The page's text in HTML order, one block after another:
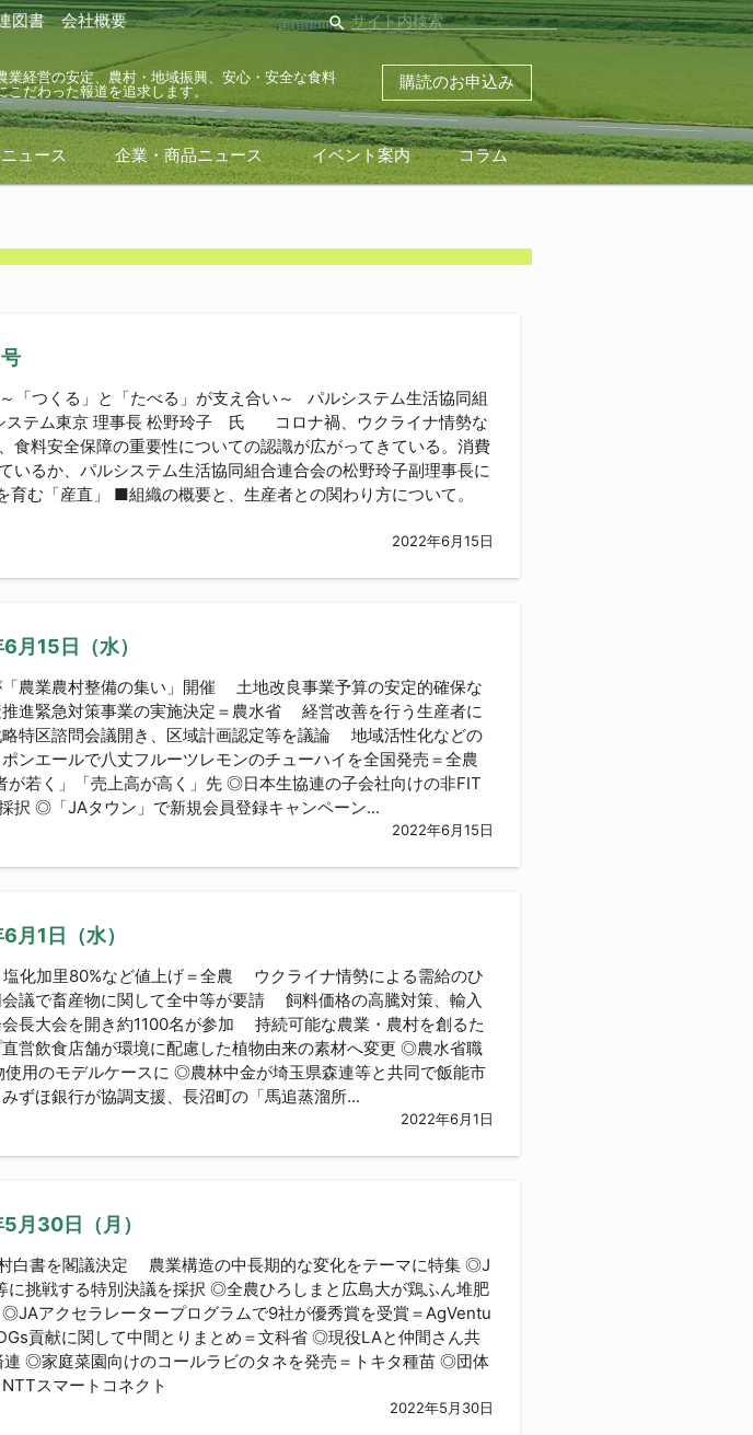
図書 会社概要 search
業経営の安定、農村・地域振興、安心・安全な食料
だわった報道を追求します。
購読のお申込み
ュース 企業・商品ニュース イベント案内 コラム
「つくる」と「たべる」が支え合い～ パルシステム生活協同組
ステム東京 理事長 松野玲子 氏 コロナ禍、ウクライナ情勢な
食料安全保障の重要性についての認識が広がってきている。消費
いるか、パルシステム生活協同組合連合会の松野玲子副理事長に
む「産直」 ■組織の概要と、生産者との関わり方について。
2022年6月15日
15日（水）
農業農村整備の集い」開催 土地改良事業予算の安定的確保な
進緊急対策事業の実施決定＝農水省 経営改善を行う生産者に
特区諮問会議開き、区域計画認定等を議論 地域活性化などの
ンエールで八丈フルーツレモンのチューハイを全国発売＝全農
若く」「売上高が高く」先 ◎日本生協連の子会社向けの非FIT
択 ◎「JAタウン」で新規会員登録キャンペーン...
2022年6月15日
1日（水）
化加里80%など値上げ＝全農 ウクライナ情勢による需給のひ
議で畜産物に関して全中等が要請 飼料価格の高騰対策、輸入
長大会を開き約1100名が参加 持続可能な農業・農村を創るた
営飲食店舗が環境に配慮した植物由来の素材へ変更 ◎農水省職
使用のモデルケースに ◎農林中金が埼玉県森連等と共同で飯能市
ずほ銀行が協調支援、長沼町の「馬追蒸溜所...
2022年6月1日
月30日（月）
白書を閣議決定 農業構造の中長期的な変化をテーマに特集 ◎J
に挑戦する特別決議を採択 ◎全農ひろしまと広島大が鶏ふん堆肥
アクセラレータープログラムで9社が優秀賞を受賞＝AgVentu
貢献に関して中間とりまとめ＝文科省 ◎現役LAと仲間さん共
◎家庭菜園向けのコールラビのタネを発売＝トキタ種苗 ◎団体
スマートコネクト
2022年5月30日